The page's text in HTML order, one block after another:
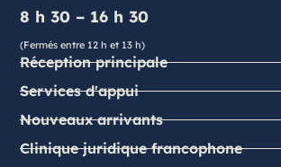
8 h 30 – 16 h 30
(Fermés entre 12 h et 13 h)
Réception principale
Services d'appui
Nouveaux arrivants
Clinique juridique francophone